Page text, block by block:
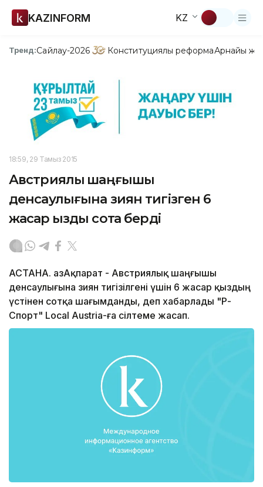
KAZINFORM KZ
Тренд:Сайлау-2026 Конституциялық реформаАрнайы
18:59, 29 Тамыз 2015
Австриялық шаңғышы
денсаулығына зиян тигізген 6
жасар қызды сотқа берді
АСТАНА. ҚазАқпарат - Австриялық шаңғышы
денсаулығына зиян тигізілгені үшін 6 жасар қыздың
үстінен сотқа шағымданды, деп хабарлады "Р-
Спорт" Local Austria-ға сілтеме жасап.